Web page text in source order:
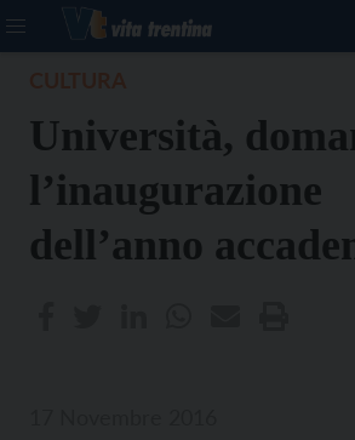
Università,
l’inaugurazione
dell’anno